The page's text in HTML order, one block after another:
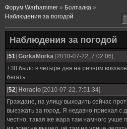
Форум Warhammer » Болталка »
Наблюдения за погодой
Наблюдения за погодой
[51] GorkaMorka [2010-07-22, 7:02:06]
+38 было в четыре дня на речном
бегать.
[52] Horacio [2010-07-22, 7:51:34]
Граждане, на улицу выходить сейчас
выезжать за город. Я недавно приехал с
честно, такая же жара там намного учше